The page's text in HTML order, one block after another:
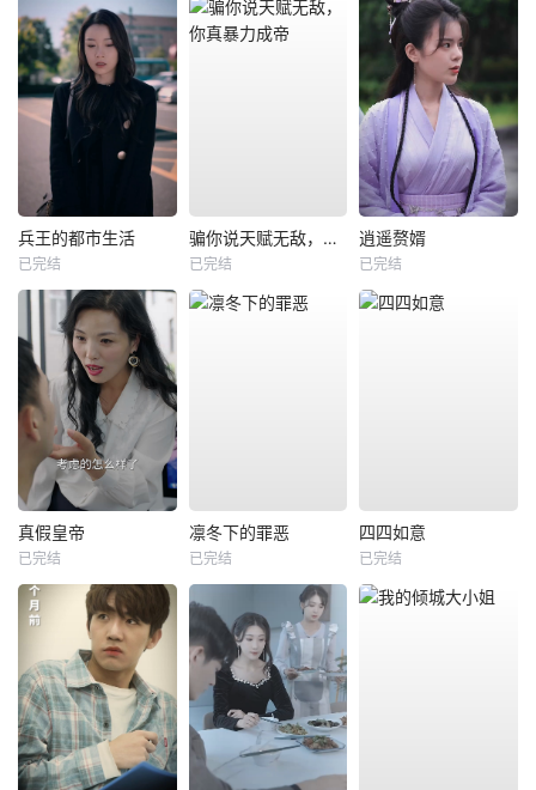
兵王的都市生活
已完结
骗你说天赋无敌，你真暴力成帝
已完结
逍遥赘婿
已完结
真假皇帝
已完结
凛冬下的罪恶
已完结
四四如意
已完结